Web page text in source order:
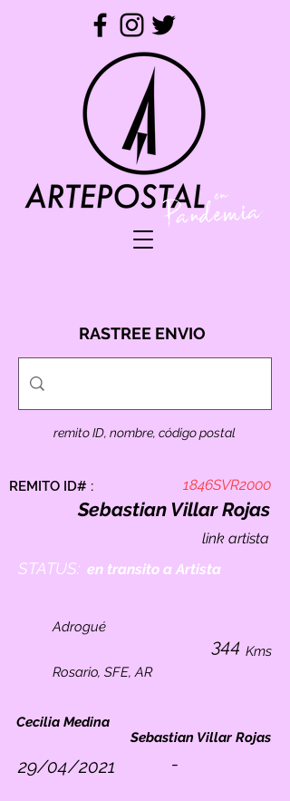
RASTREE ENVIO
remito ID, nombre, código postal
Adrogué
Rosario, SFE, AR
Kms
344
REMITO ID# : 1846SVR2000
STATUS: en transito a Artista
Sebastian Villar Rojas
link artista
Sebastian Villar Rojas
Cecilia Medina
29/04/2021 -